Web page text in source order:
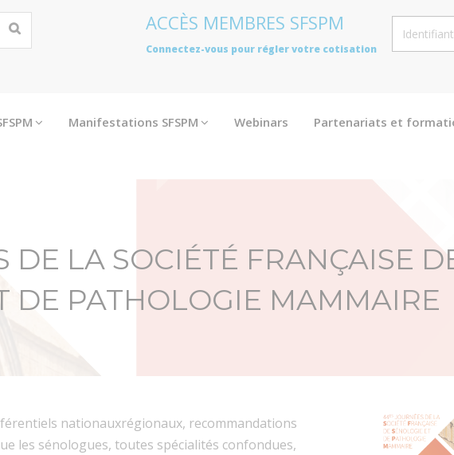
ACCÈS MEMBRES SFSPM
Connectez-vous pour régler votre cotisation
Identifiant
Manifestations SFSPM Webinars Partenariats et
DE LA SOCIÉTÉ FRANÇAISE
DE PATHOLOGIE MAMMAIRE
nationauxrégionaux, recommandations
les sénologues, toutes spécialités confondues,